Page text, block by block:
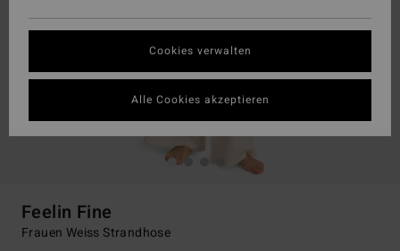
Feelin Fine
Frauen Weiss Strandhose
Cookies verwalten
Alle Cookies akzeptieren